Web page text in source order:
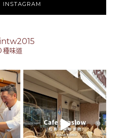
INSTAGRAM
種味道